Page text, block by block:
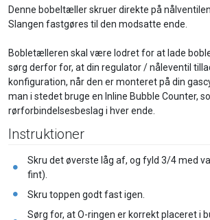
Denne bobeltæller skruer direkte på
Slangen fastgøres til den modsatte ende.
Bobletælleren skal være lodret for at lade
sørg derfor for, at din regulator / nåleventil
konfiguration, når den er monteret på din
man i stedet bruge en Inline Bubble Counter,
rørforbindelsesbeslag i hver ende.
Instruktioner
Skru det øverste låg af, og fyld 3/4 med
fint).
Skru toppen godt fast igen.
Sørg for, at O-ringen er korrekt placeret i